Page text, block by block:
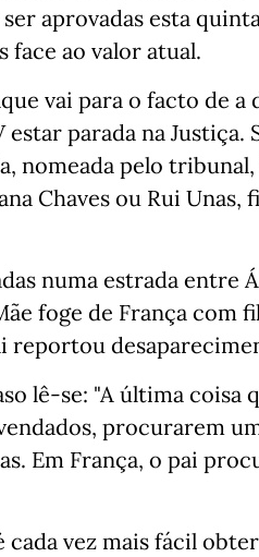
aprovadas esta
face ao valor atual.
vai para o facto de
estar parada na Justiça.
nomeada pelo
Chaves ou Rui Unas,
numa estrada entre
foge de França com
reportou
lê-se: "A última coisa
procurarem
Em França, o pai
cada vez mais fácil